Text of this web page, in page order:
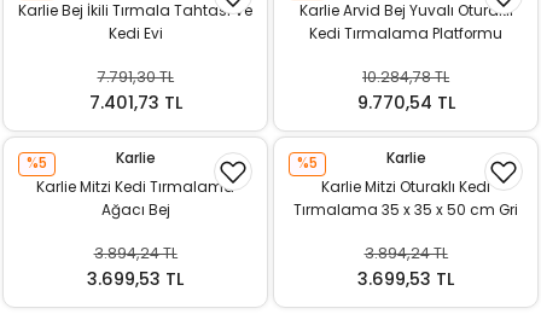
Karlie Bej İkili Tırmala Tahtası Ve
Kedi Evi
7.791,30 TL
7.401,73 TL
Karlie Arvid Bej Yuvalı Oturaklı
Kedi Tırmalama Platformu
10.284,78 TL
9.770,54 TL
%5
Karlie
Karlie Mitzi Kedi Tırmalama
Ağacı Bej
3.894,24 TL
3.699,53 TL
%5
Karlie
Karlie Mitzi Oturaklı Kedi
Tırmalama 35 x 35 x 50 cm Gri
3.894,24 TL
3.699,53 TL